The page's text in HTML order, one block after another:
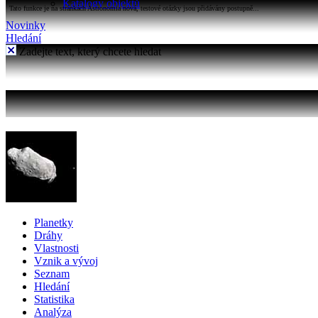
Katalogy objektů
Tato funkce je na stránkách Astronomia nová, testové otázky jsou přidávány postupně...
Novinky
Hledání
Zadejte text, který chcete hledat
Planetky
Dráhy
Vlastnosti
Vznik a vývoj
Seznam
Hledání
Statistika
Analýza